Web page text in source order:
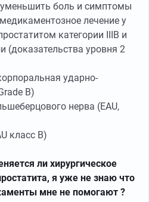
боль и симптомы
лечение у
категории IIIB и
(доказательства уровня 2
ударно-
B)
нерва (EAU,
класс B)
ли хирургическое
я уже не знаю что
мне не помогают ?